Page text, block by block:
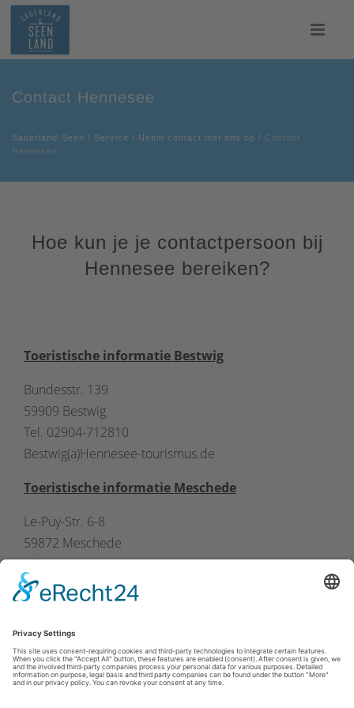
Contact Hennesee
Sauerland-Seen / Service / Neem contact met ons op / Contact
Hennesee
Hoe kun je je contactpersoon bij
Hennesee bereiken?
Toeristische informatie Bestwig
Bundesstr. 139
59909 Bestwig
Tel. 02904-712810
Bestwig(a)Hennesee-tourismus.de
Toeristische informatie Meschede
Le-Puy-Str. 6-8
59872 Meschede
Tel. 0291-9022443
Meschede(a)Hennesee-toerisme.de
Afdruk|Privacybeleid|Verklaring van toegankelijkheid|Neem
contact met ons op